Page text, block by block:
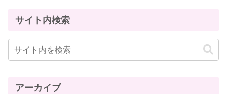
サイト内検索
アーカイブ